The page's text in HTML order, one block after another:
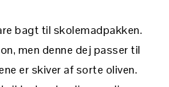
bagt til skolemadpakken.
men denne dej passer til
er skiver af sorte oliven.